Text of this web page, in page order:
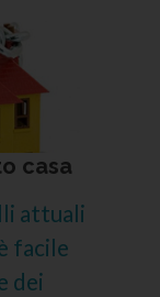
casa
attuali
facile
dei